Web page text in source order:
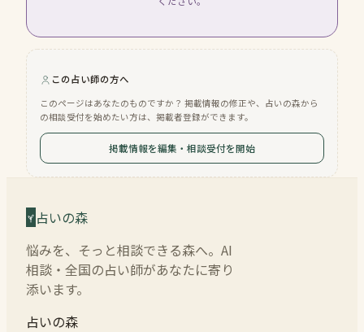
この占い師の方へ
このページはあなたのものですか？ 掲載情報の修正や、占いの森から
の相談受付を始めたい方は、掲載者登録ができます。
掲載情報を編集・相談受付を開始
占いの森
悩みを、そっと相談できる森へ。AI
相談・全国の占い師があなたに寄り
添います。
占いの森